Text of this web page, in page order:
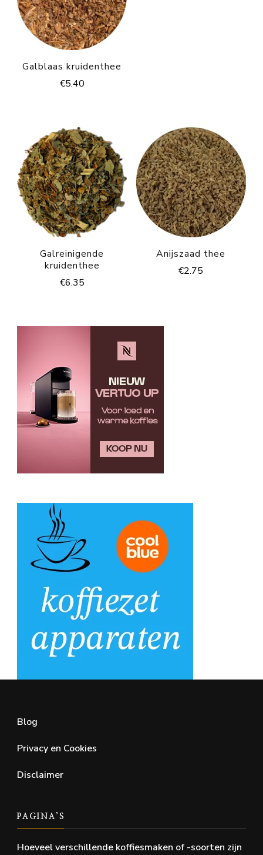
Galblaas kruidenthee
€5.40
Galreinigende
kruidenthee
€6.35
Anijszaad thee
€2.75
Blog
Privacy en Cookies
Disclaimer
PAGINA’S
Hoeveel verschillende koffiesmaken of -soorten zijn